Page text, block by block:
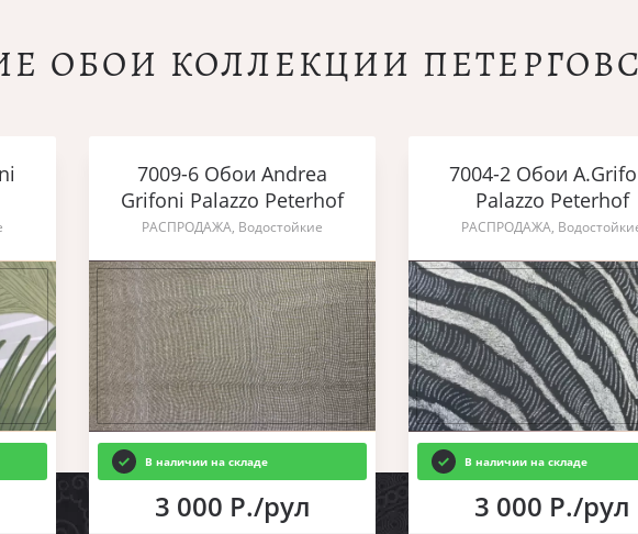
ОБОИ КОЛЛЕКЦИИ
7009-6 Обои Andrea
Grifoni Palazzo Peterhof
РАСПРОДАЖА, Водостойкие
В наличии на складе
3 000 Р./рул
7004-2 Обои
Palazzo Peterhof
РАСПРОДАЖА,
В наличии на складе
3 000 Р./рул